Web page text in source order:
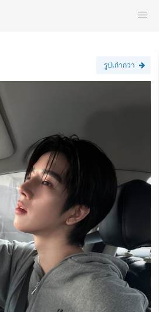
รูปเก่ากว่า